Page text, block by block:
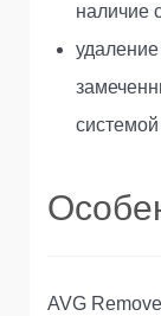
наличие
AVG